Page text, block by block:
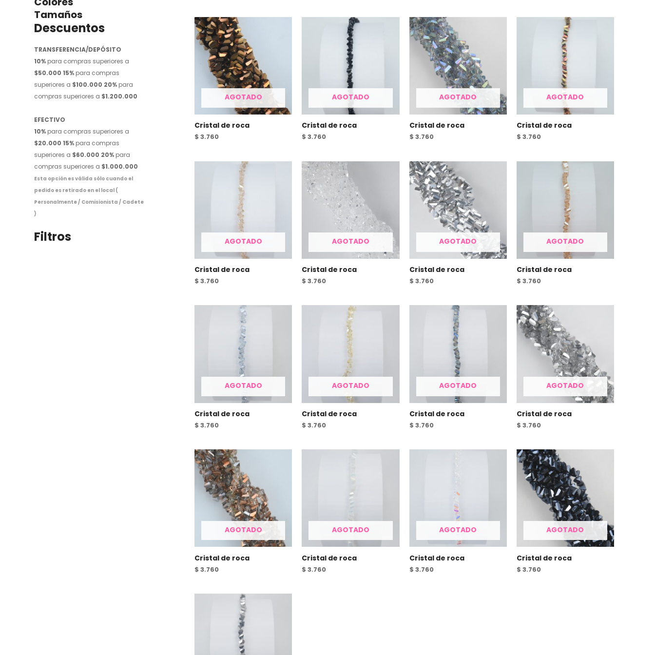
Tamaños
Descuentos
TRANSFERENCIA/DEPÓSITO
10% para compras superiores a
$50.000 15% para compras
superiores a $100.000 20% para
compras superiores a $1.200.000
EFECTIVO
10% para compras superiores a
$20.000 15% para compras
superiores a $60.000 20% para
compras superiores a $1.000.000
Esta opción es válida sólo cuando el
pedido es retirado en el local (
Personalmente / Comisionista / Cadete
)
Filtros
AGOTADO
Cristal de roca
$ 3.760
AGOTADO
Cristal de roca
$ 3.760
AGOTADO
Cristal de roca
$ 3.760
AGOTADO
Cristal de roca
$ 3.760
AGOTADO
Cristal de roca
$ 3.760
AGOTADO
Cristal de roca
$ 3.760
AGOTADO
Cristal de roca
$ 3.760
AGOTADO
Cristal de roca
$ 3.760
AGOTADO
Cristal de roca
$ 3.760
AGOTADO
Cristal de roca
$ 3.760
AGOTADO
Cristal de roca
$ 3.760
AGOTADO
Cristal de roca
$ 3.760
AGOTADO
Cristal de roca
$ 3.760
AGOTADO
Cristal de roca
$ 3.760
AGOTADO
Cristal de roca
$ 3.760
AGOTADO
Cristal de roca
$ 3.760